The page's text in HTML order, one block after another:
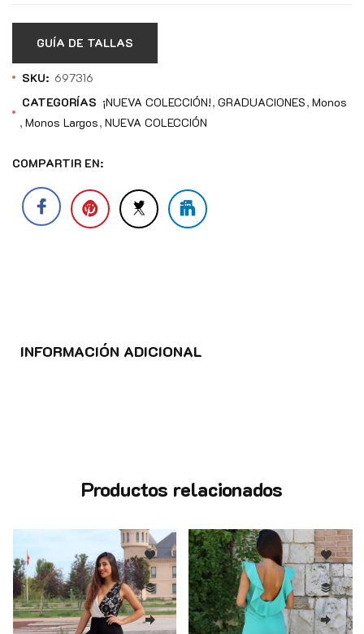
GUÍA DE TALLAS
SKU: 697316
CATEGORÍAS ¡NUEVA COLECCIÓN! GRADUACIONES Monos
Monos Largos NUEVA COLECCIÓN
COMPARTIR EN:
INFORMACIÓN ADICIONAL
Productos relacionados